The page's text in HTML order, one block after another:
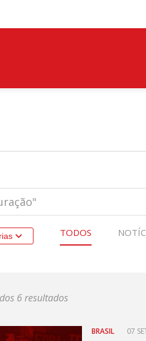
TODOS
6 resultados
BRASIL 07